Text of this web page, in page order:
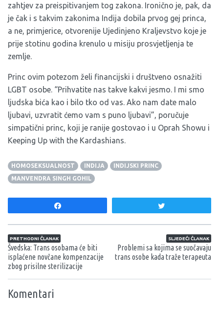
zahtjev za preispitivanjem tog zakona. Ironično je, pak, da
je čak i s takvim zakonima Indija dobila prvog gej princa,
a ne, primjerice, otvorenije Ujedinjeno Kraljevstvo koje je
prije stotinu godina krenulo u misiju prosvjetljenja te
zemlje.
Princ ovim potezom želi financijski i društveno osnažiti
LGBT osobe. “Prihvatite nas takve kakvi jesmo. I mi smo
ljudska bića kao i bilo tko od vas. Ako nam date malo
ljubavi, uzvratit ćemo vam s puno ljubavi”, poručuje
simpatični princ, koji je ranije gostovao i u Oprah Showu i
Keeping Up with the Kardashians.
HOMOSEKSUALNOST INDIJA
INDIJSKI PRINC
MANVENDRA SINGH GOHIL
Navigacija članaka
PRETHODNI ČLANAK
Švedska: Trans osobama će biti
isplaćene novčane kompenzacije
zbog prisilne sterilizacije
SLJEDEĆI ČLANAK
Problemi sa kojima se suočavaju
trans osobe kada traže terapeuta
Komentari